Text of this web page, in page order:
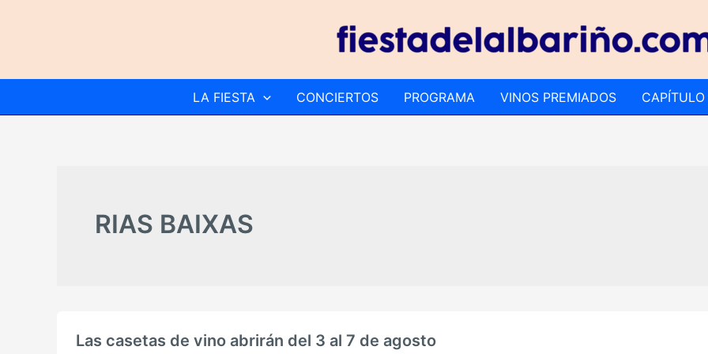
LA FIESTA CONCIERTOS PROGRAMA VINOS PREMIADOS CAPÍTULO
RIAS BAIXAS
Las casetas de vino abrirán del 3 al 7 de agosto